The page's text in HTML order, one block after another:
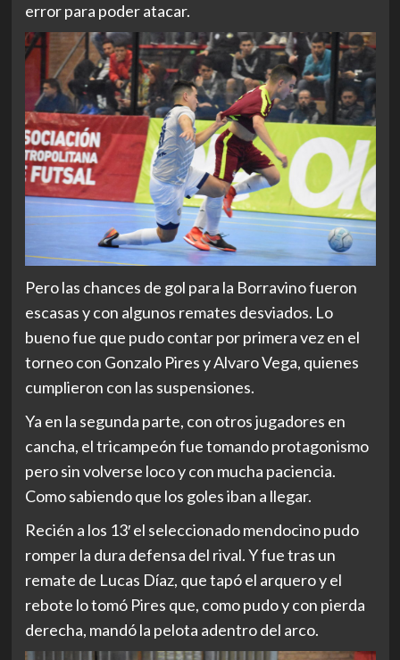
error para poder atacar.
Pero las chances de gol para la Borravino fueron
escasas y con algunos remates desviados. Lo
bueno fue que pudo contar por primera vez en el
torneo con Gonzalo Pires y Alvaro Vega, quienes
cumplieron con las suspensiones.
Ya en la segunda parte, con otros jugadores en
cancha, el tricampeón fue tomando protagonismo
pero sin volverse loco y con mucha paciencia.
Como sabiendo que los goles iban a llegar.
Recién a los 13′ el seleccionado mendocino pudo
romper la dura defensa del rival. Y fue tras un
remate de Lucas Díaz, que tapó el arquero y el
rebote lo tomó Pires que, como pudo y con pierda
derecha, mandó la pelota adentro del arco.